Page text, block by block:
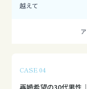
越えて
CASE 04
再婚希望の30代男性